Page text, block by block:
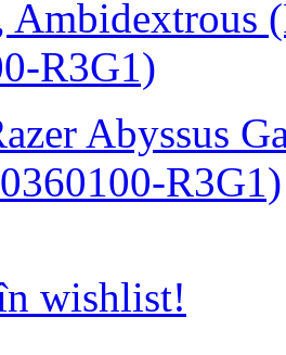
Abyssus
R3G1)
wishlist!